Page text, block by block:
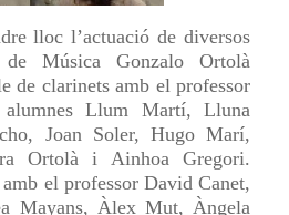
lloc l’actuació de diversos
Música Gonzalo Ortolà
de clarinets amb el professor
Llum Martí, Lluna
Joan Soler, Hugo Marí,
Ortolà i Ainhoa Gregori.
amb el professor David Canet,
Mayans, Àlex Mut, Àngela